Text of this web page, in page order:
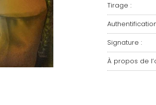
Tirage :
Signature :
À propos de